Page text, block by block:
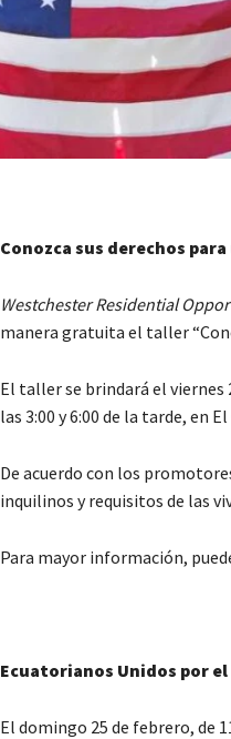
Conozca sus derechos
Westchester Residential
manera gratuita el taller
El taller se brindará el viernes
las 3:00 y 6:00 de la tarde, en
De acuerdo con los
inquilinos y requisitos de las
Para mayor información,
Ecuatorianos Unidos por el
El domingo 25 de febrero, de